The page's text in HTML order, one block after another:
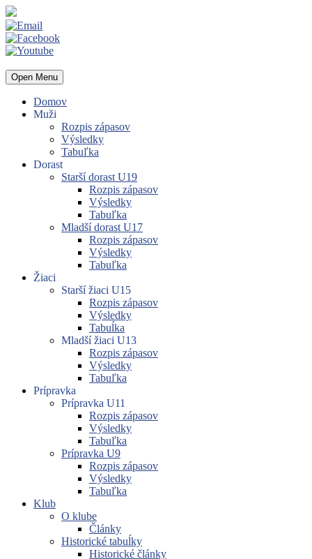
Open Menu
Domov
Muži
Rozpis zápasov
Výsledky
Tabuľka
Dorast
Starší dorast U19
Rozpis zápasov
Výsledky
Tabuľka
Mladší dorast U17
Rozpis zápasov
Výsledky
Tabuľka
Žiaci
Starší žiaci U15
Rozpis zápasov
Výsledky
Tabuĺka
Mladší žiaci U13
Rozpis zápasov
Výsledky
Tabuľka
Prípravka
Prípravka U11
Rozpis zápasov
Výsledky
Tabuľka
Prípravka U9
Rozpis zápasov
Výsledky
Tabuľka
Klub
O klube
Články
Historické tabuĺky
Historické články